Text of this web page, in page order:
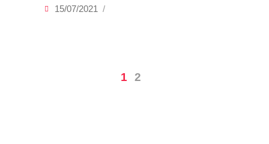
15/07/2021
1 2